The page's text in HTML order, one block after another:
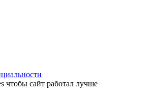
чтобы сайт работал лучше